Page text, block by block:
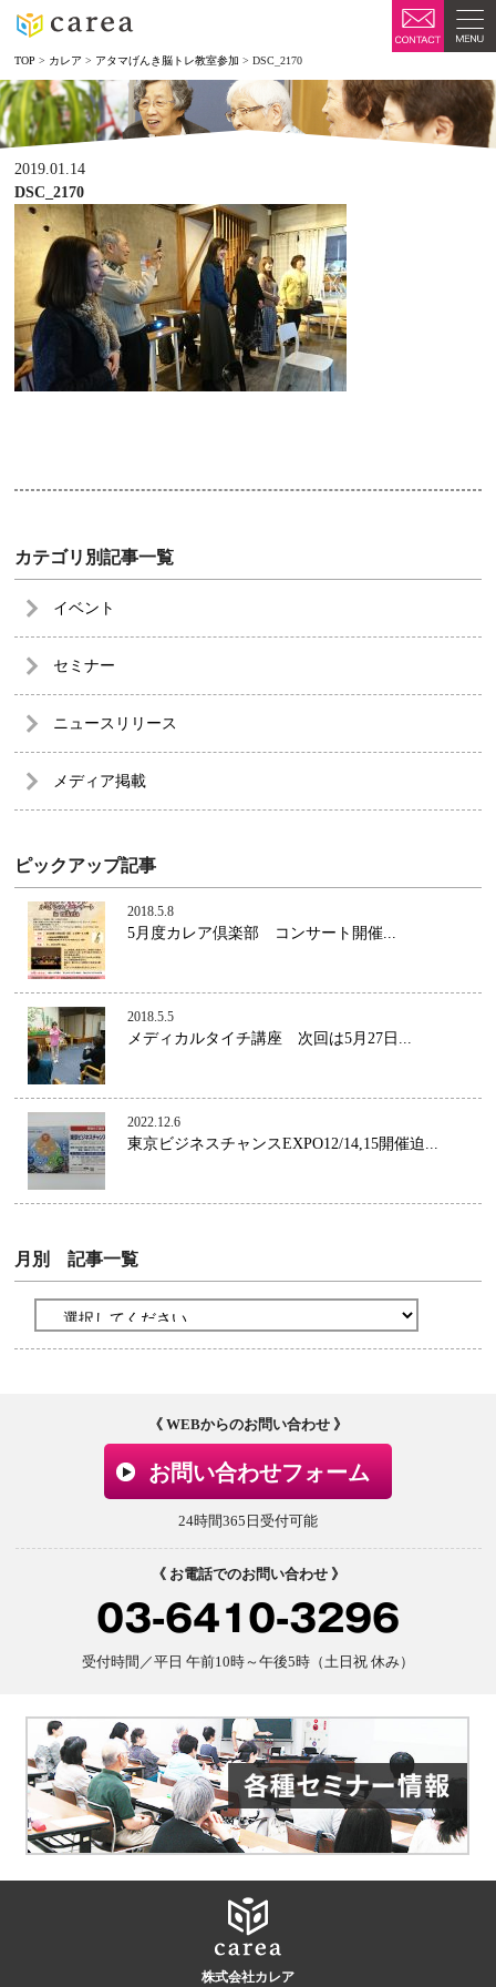
TOP > カレア > アタマげんき脳トレ教室参加 >DSC_2170
2019.01.14
DSC_2170
カテゴリ別記事一覧
イベント
セミナー
ニュースリリース
メディア掲載
ピックアップ記事
2018.5.8
5月度カレア倶楽部 コンサート開催...
2018.5.5
メディカルタイチ講座 次回は5月27日...
2022.12.6
東京ビジネスチャンスEXPO12/14,15開催迫...
月別 記事一覧
《 WEBからのお問い合わせ 》
お問い合わせフォーム
24時間365日受付可能
《 お電話でのお問い合わせ 》
03-6410-3296
受付時間／平日 午前10時～午後5時（土日祝 休み）
株式会社カレア